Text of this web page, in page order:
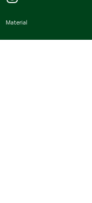
Material